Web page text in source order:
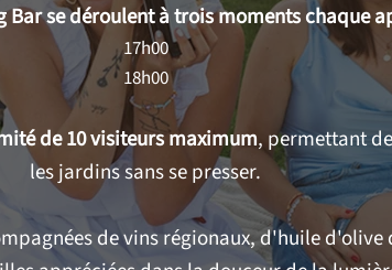
Bar se déroulent à trois moments chaque
17h00
18h00
de 10 visiteurs maximum, permettant
les jardins sans se presser.
de vins régionaux, d'huile